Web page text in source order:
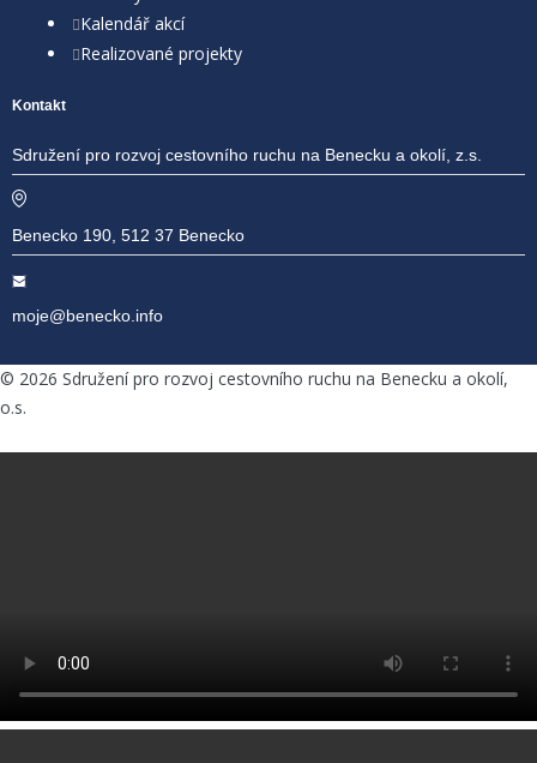
Kalendář akcí
Realizované projekty
Kontakt
Sdružení pro rozvoj cestovního ruchu na Benecku a okolí, z.s.
Benecko 190, 512 37 Benecko
moje@benecko.info
© 2026 Sdružení pro rozvoj cestovního ruchu na Benecku a okolí,
o.s.